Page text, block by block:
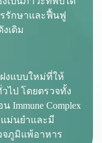
รักษาและฟื้นฟู
เดิม
งแบบใหม่ที่ให้
ไป โดยตรวจทั้ง
Immune Complex
แม่นยำและมี
จภูมิแพ้อาหาร